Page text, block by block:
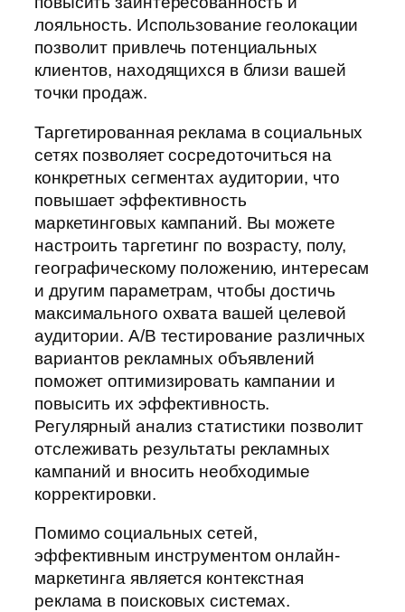
лояльность. Использование геолокации
позволит привлечь потенциальных
клиентов, находящихся в близи вашей
точки продаж.
Таргетированная реклама в социальных
сетях позволяет сосредоточиться на
конкретных сегментах аудитории, что
повышает эффективность
маркетинговых кампаний. Вы можете
настроить таргетинг по возрасту, полу,
географическому положению, интересам
и другим параметрам, чтобы достичь
максимального охвата вашей целевой
аудитории. А/В тестирование различных
вариантов рекламных объявлений
поможет оптимизировать кампании и
повысить их эффективность.
Регулярный анализ статистики позволит
отслеживать результаты рекламных
кампаний и вносить необходимые
корректировки.
Помимо социальных сетей,
эффективным инструментом онлайн-
маркетинга является контекстная
реклама в поисковых системах.